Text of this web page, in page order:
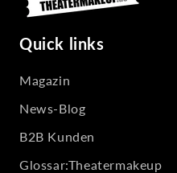
Quick links
Magazin
News-Blog
B2B Kunden
Glossar:Theatermakeup